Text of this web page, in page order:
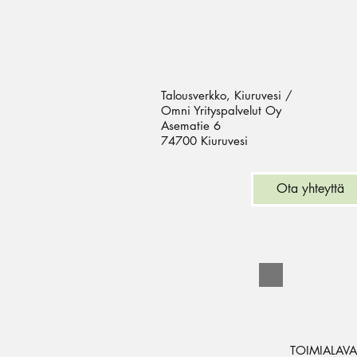
Talousverkko, Kiuruvesi /
Omni Yrityspalvelut Oy
Asematie 6
74700 Kiuruvesi
Ota yhteyttä